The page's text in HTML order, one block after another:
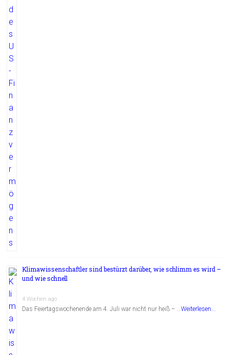
Klimawissenschaftler sind bestürzt darüber, wie schlimm es wird –
und wie schnell
4 Wochen ago
Das Feiertagswochenende am 4. Juli war nicht nur heiß – …Weiterlesen...